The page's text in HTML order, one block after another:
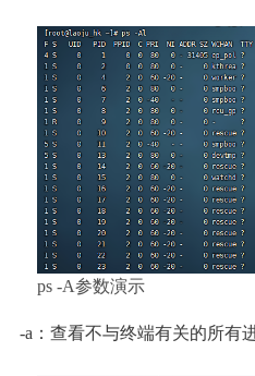
ps -A参数演示
-a：查看不与终端有关的所有